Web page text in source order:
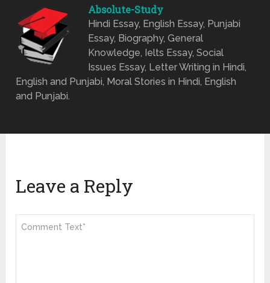
Absolute-Study
Hindi Essay, English Essay, Punjabi
Essay, Biography, General
Knowledge, Ielts Essay, Social
Issues Essay, Letter Writing in Hindi,
English and Punjabi, Moral Stories in Hindi, English
and Punjabi.
Leave a Reply